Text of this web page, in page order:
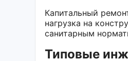
Капитальный
нагрузка на
санитарным
Типовые